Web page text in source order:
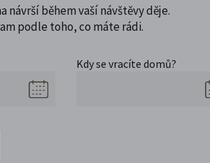
návrší během vaší návštěvy děje.
podle toho, co máte rádi.
Kdy se vracíte domů?